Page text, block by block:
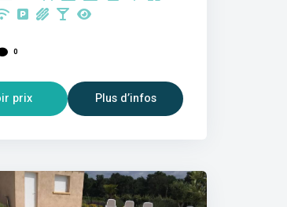
0
prix Plus d’infos